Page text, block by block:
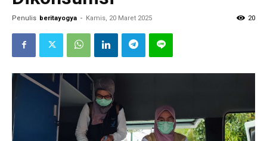
Penulis beritayogya - Kamis, 20 Maret 2025 20